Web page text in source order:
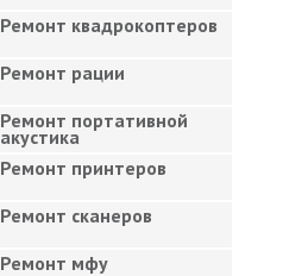
Ремонт квадрокоптеров
Ремонт рации
Ремонт портативной
акустика
Ремонт принтеров
Ремонт сканеров
Ремонт мфу